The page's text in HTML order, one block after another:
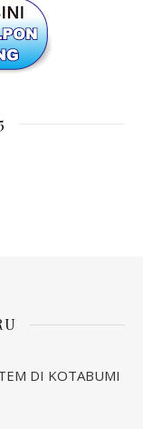
DI KOTABUMI